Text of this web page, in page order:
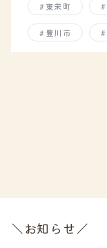
東栄町
豊川市
＼お知らせ／